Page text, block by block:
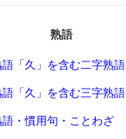
熟語
語 「久」を含む二字熟語
語 「久」を含む三字熟語
語・慣用句・ことわざ